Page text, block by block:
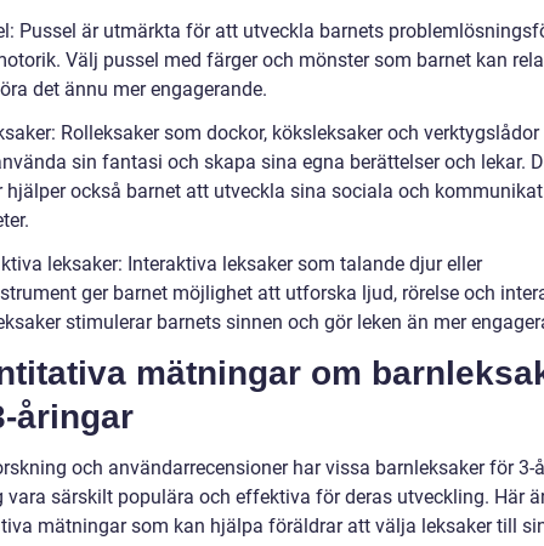
Pussel är utmärkta för att utveckla barnets
Välj pussel med färger och mönster som barnet kan
det ännu mer engagerande.
Rolleksaker som dockor, köksleksaker och verktygslådor
sin fantasi och skapa sina egna berättelser och lekar.
hjälper också barnet att utveckla sina sociala och
leksaker: Interaktiva leksaker som talande djur eller
ger barnet möjlighet att utforska ljud, rörelse och
stimulerar barnets sinnen och gör leken än mer
mätningar om
åringar
och användarrecensioner har vissa barnleksaker för 3-
vara särskilt populära och effektiva för deras utveckling. Här
mätningar som kan hjälpa föräldrar att välja leksaker till